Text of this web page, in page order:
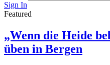
Sign In
Featured
„Wenn die Heide
üben in Bergen